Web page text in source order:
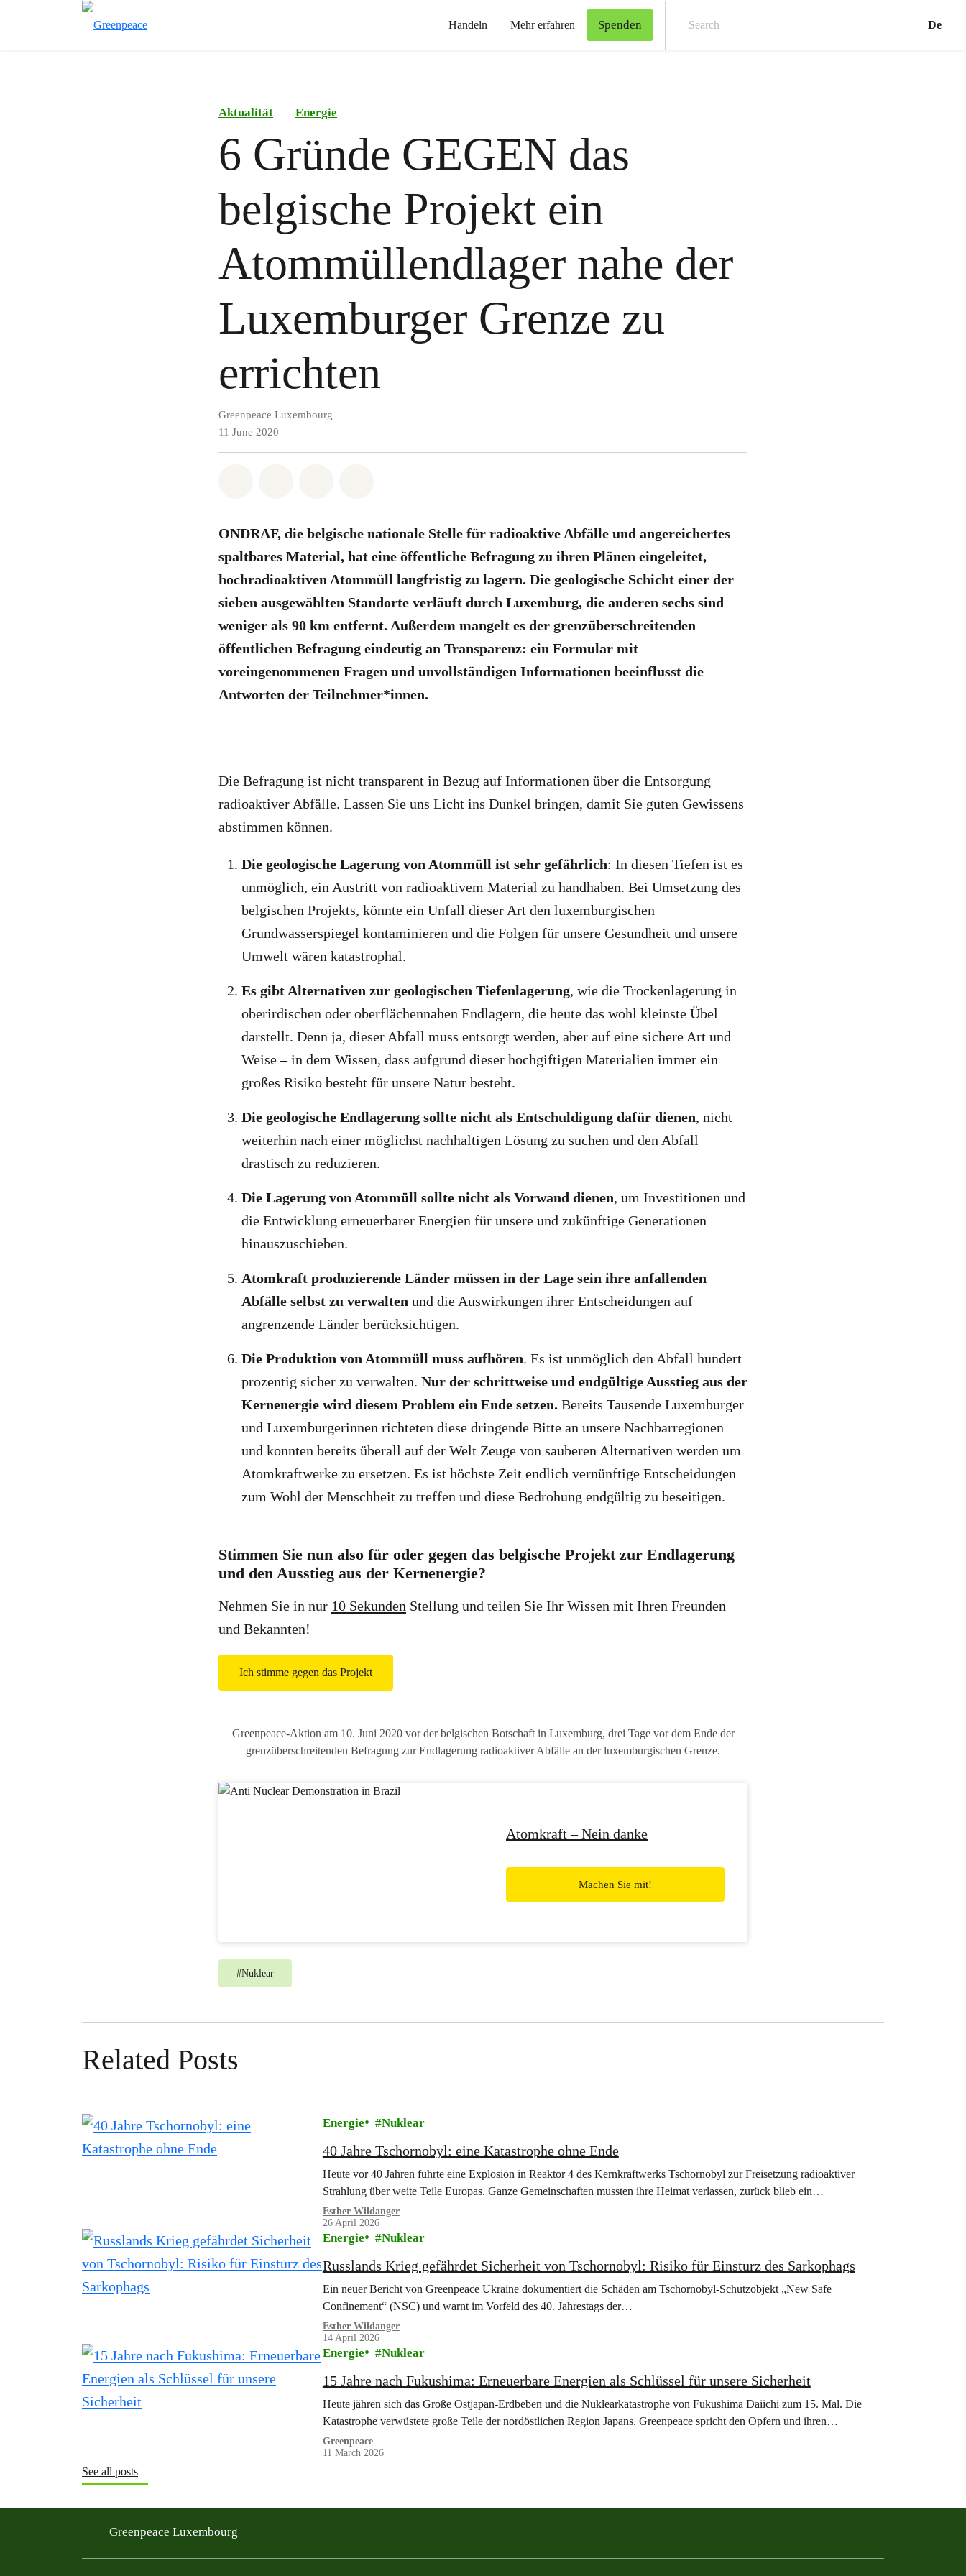
Handeln Mehr erfahren Spenden De
Aktualität Energie
6 Gründe GEGEN das
belgische Projekt ein
Atommüllendlager nahe der
Luxemburger Grenze zu
errichten
Greenpeace Luxembourg
11 June 2020
ONDRAF, die belgische nationale Stelle für radioaktive Abfälle und angereichertes
spaltbares Material, hat eine öffentliche Befragung zu ihren Plänen eingeleitet,
hochradioaktiven Atommüll langfristig zu lagern. Die geologische Schicht einer der
sieben ausgewählten Standorte verläuft durch Luxemburg, die anderen sechs sind
weniger als 90 km entfernt. Außerdem mangelt es der grenzüberschreitenden
öffentlichen Befragung eindeutig an Transparenz: ein Formular mit
voreingenommenen Fragen und unvollständigen Informationen beeinflusst die
Antworten der Teilnehmer*innen.
Die Befragung ist nicht transparent in Bezug auf Informationen über die Entsorgung
radioaktiver Abfälle. Lassen Sie uns Licht ins Dunkel bringen, damit Sie guten Gewissens
abstimmen können.
Die geologische Lagerung von Atommüll ist sehr gefährlich: In diesen Tiefen ist es
unmöglich, ein Austritt von radioaktivem Material zu handhaben. Bei Umsetzung des
belgischen Projekts, könnte ein Unfall dieser Art den luxemburgischen
Grundwasserspiegel kontaminieren und die Folgen für unsere Gesundheit und unsere
Umwelt wären katastrophal.
Es gibt Alternativen zur geologischen Tiefenlagerung, wie die Trockenlagerung in
oberirdischen oder oberflächennahen Endlagern, die heute das wohl kleinste Übel
darstellt. Denn ja, dieser Abfall muss entsorgt werden, aber auf eine sichere Art und
Weise – in dem Wissen, dass aufgrund dieser hochgiftigen Materialien immer ein
großes Risiko besteht für unsere Natur besteht.
Die geologische Endlagerung sollte nicht als Entschuldigung dafür dienen, nicht
weiterhin nach einer möglichst nachhaltigen Lösung zu suchen und den Abfall
drastisch zu reduzieren.
Die Lagerung von Atommüll sollte nicht als Vorwand dienen, um Investitionen und
die Entwicklung erneuerbarer Energien für unsere und zukünftige Generationen
hinauszuschieben.
Atomkraft produzierende Länder müssen in der Lage sein ihre anfallenden
Abfälle selbst zu verwalten und die Auswirkungen ihrer Entscheidungen auf
angrenzende Länder berücksichtigen.
Die Produktion von Atommüll muss aufhören. Es ist unmöglich den Abfall hundert
prozentig sicher zu verwalten. Nur der schrittweise und endgültige Ausstieg aus der
Kernenergie wird diesem Problem ein Ende setzen. Bereits Tausende Luxemburger
und Luxemburgerinnen richteten diese dringende Bitte an unsere Nachbarregionen
und konnten bereits überall auf der Welt Zeuge von sauberen Alternativen werden um
Atomkraftwerke zu ersetzen. Es ist höchste Zeit endlich vernünftige Entscheidungen
zum Wohl der Menschheit zu treffen und diese Bedrohung endgültig zu beseitigen.
Stimmen Sie nun also für oder gegen das belgische Projekt zur Endlagerung
und den Ausstieg aus der Kernenergie?
Nehmen Sie in nur 10 Sekunden Stellung und teilen Sie Ihr Wissen mit Ihren Freunden
und Bekannten!
Ich stimme gegen das Projekt
Greenpeace-Aktion am 10. Juni 2020 vor der belgischen Botschaft in Luxemburg, drei Tage vor dem Ende der
grenzüberschreitenden Befragung zur Endlagerung radioaktiver Abfälle an der luxemburgischen Grenze.
Atomkraft – Nein danke
Machen Sie mit!
#Nuklear
Related Posts
Energie Nuklear
40 Jahre Tschornobyl: eine Katastrophe ohne Ende
Heute vor 40 Jahren führte eine Explosion in Reaktor 4 des Kernkraftwerks Tschornobyl zur Freisetzung radioaktiver
Strahlung über weite Teile Europas. Ganze Gemeinschaften mussten ihre Heimat verlassen, zurück blieb ein…
Esther Wildanger
26 April 2026
Energie Nuklear
Russlands Krieg gefährdet Sicherheit von Tschornobyl: Risiko für Einsturz des Sarkophags
Ein neuer Bericht von Greenpeace Ukraine dokumentiert die Schäden am Tschornobyl-Schutzobjekt „New Safe
Confinement“ (NSC) und warnt im Vorfeld des 40. Jahrestags der…
Esther Wildanger
14 April 2026
Energie Nuklear
15 Jahre nach Fukushima: Erneuerbare Energien als Schlüssel für unsere Sicherheit
Heute jähren sich das Große Ostjapan-Erdbeben und die Nuklearkatastrophe von Fukushima Daiichi zum 15. Mal. Die
Katastrophe verwüstete große Teile der nordöstlichen Region Japans. Greenpeace spricht den Opfern und ihren…
Greenpeace
11 March 2026
See all posts
Greenpeace Luxembourg